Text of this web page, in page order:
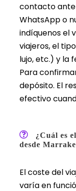
contacto
WhatsApp o
indíquenos el
viajeros, el
lujo, etc.) y la
Para
depósito. El
efectivo
¿Cuál es
desde
El coste del
varía en